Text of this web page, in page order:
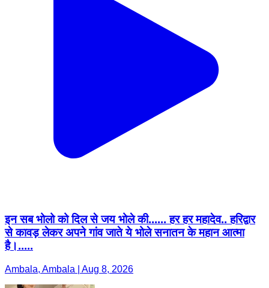
इन सब भोलो को दिल से जय भोले की...... हर हर महादेव.. हरिद्वार
से कावड़ लेकर अपने गांव जाते ये भोले सनातन के महान आत्मा
है।.....
Ambala, Ambala | Aug 8, 2026